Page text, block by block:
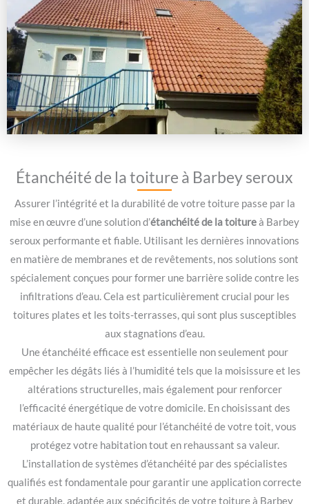
Étanchéité de la toiture à Barbey seroux
Assurer l’intégrité et la durabilité de votre toiture passe par la
mise en œuvre d’une solution d’étanchéité de la toitureà Barbey
seroux performante et fiable. Utilisant les dernières innovations
en matière de membranes et de revêtements, nos solutions sont
spécialement conçues pour former une barrière solide contre les
infiltrations d’eau. Cela est particulièrement crucial pour les
toitures plates et les toits-terrasses, qui sont plus susceptibles
aux stagnations d’eau.
Une étanchéité efficace est essentielle non seulement pour
empêcher les dégâts liés à l’humidité tels que la moisissure et les
altérations structurelles, mais également pour renforcer
l’efficacité énergétique de votre domicile. En choisissant des
matériaux de haute qualité pour l’étanchéité de votre toit, vous
protégez votre habitation tout en rehaussant sa valeur.
L’installation de systèmes d’étanchéité par des spécialistes
qualifiés est fondamentale pour garantir une application correcte
et durable, adaptée aux spécificités de votre toiture à Barbey